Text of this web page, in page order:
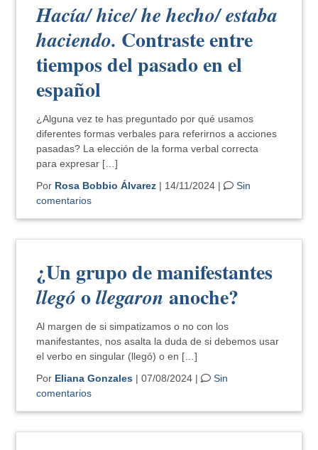
Hacía/ hice/ he hecho/ estaba
haciendo. Contraste entre
tiempos del pasado en el
español
¿Alguna vez te has preguntado por qué usamos
diferentes formas verbales para referirnos a acciones
pasadas? La elección de la forma verbal correcta
para expresar […]
Por Rosa Bobbio Álvarez | 14/11/2024 |
Sin
comentarios
¿Un grupo de manifestantes
llegó ollegaron anoche?
Al margen de si simpatizamos o no con los
manifestantes, nos asalta la duda de si debemos usar
el verbo en singular (llegó) o en […]
Por Eliana Gonzales | 07/08/2024 |
Sin
comentarios